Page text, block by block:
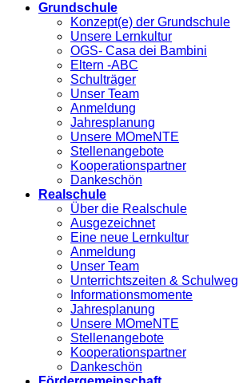
Grundschule
Konzept(e) der Grundschule
Unsere Lernkultur
OGS- Casa dei Bambini
Eltern -ABC
Schulträger
Unser Team
Anmeldung
Jahresplanung
Unsere MOmeNTE
Stellenangebote
Kooperationspartner
Dankeschön
Realschule
Über die Realschule
Ausgezeichnet
Eine neue Lernkultur
Anmeldung
Unser Team
Unterrichtszeiten & Schulweg
Informationsmomente
Jahresplanung
Unsere MOmeNTE
Stellenangebote
Kooperationspartner
Dankeschön